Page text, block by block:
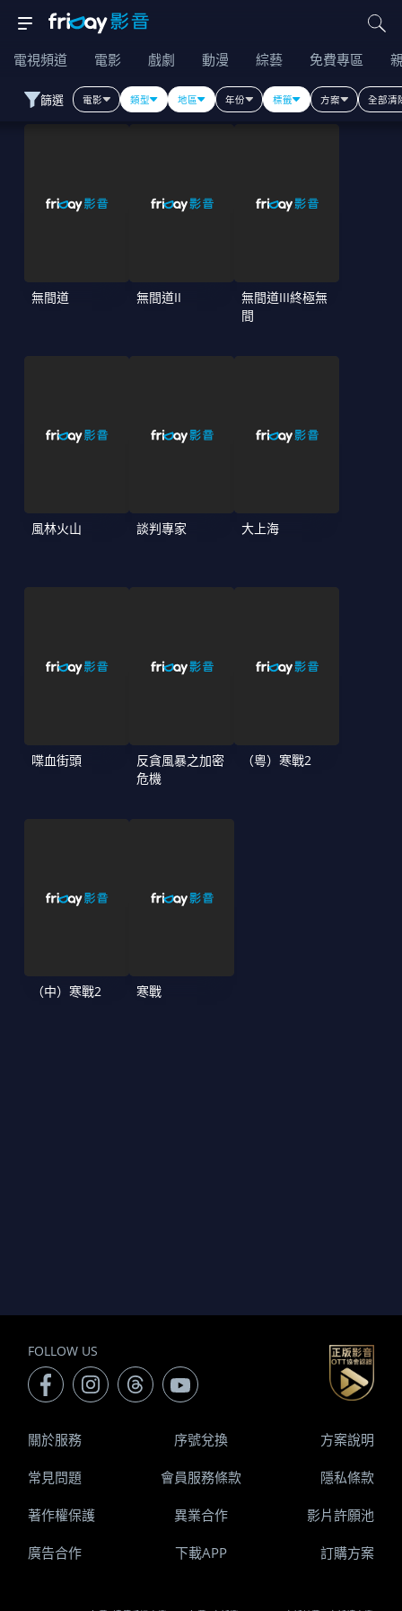
電視頻道 電影 戲劇 動漫 綜藝 免費專區
篩選 電影 類型 地區 年份 標籤 方案 全部清
無間道 無間道II
無間道III終極無
間
風林火山 談判專家 大上海
喋血街頭
反貪風暴之加密
危機
（粵）寒戰2
（中）寒戰2 寒戰
FOLLOW US
關於服務 序號兌換 方案說明
常見問題 會員服務條款 隱私條款
著作權保護 異業合作 影片許願池
廣告合作 下載APP 訂購方案